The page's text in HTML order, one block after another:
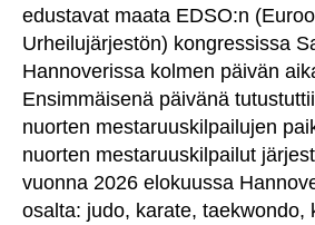
edustavat maata EDSO:n
Urheilujärjestön) kongressissa
Hannoverissa kolmen päivän
Ensimmäisenä päivänä
nuorten mestaruuskilpailujen
nuorten mestaruuskilpailut
vuonna 2026 elokuussa
osalta: judo, karate, taekwondo,